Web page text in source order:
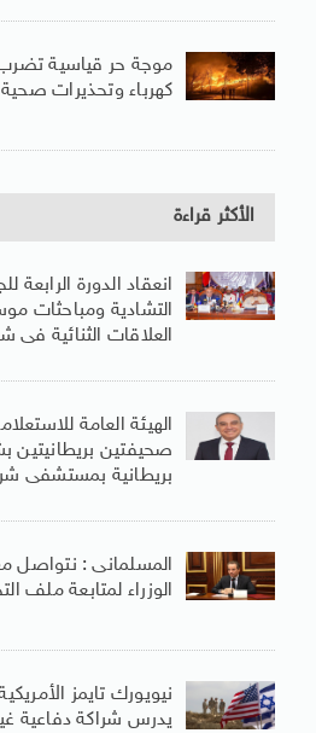
موجة حر قياسية تضرب
كهرباء وتحذيرات صحية
الأكثر قراءة
انعقاد الدورة الرابعة
التشادية ومباحثات
العلاقات الثنائية فى
الهيئة العامة
صحيفتين بريطانيتين
بريطانية بمستشفى
المسلمانى : نتواصل
الوزراء لمتابعة ملف
نيويورك تايمز
يدرس شراكة دفاعية